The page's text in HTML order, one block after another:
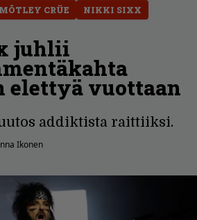
MÖTLEY CRÜE NIKKI SIXX
juhlii
elettyä vuottaan
addiktista raittiiksi.
Ikonen